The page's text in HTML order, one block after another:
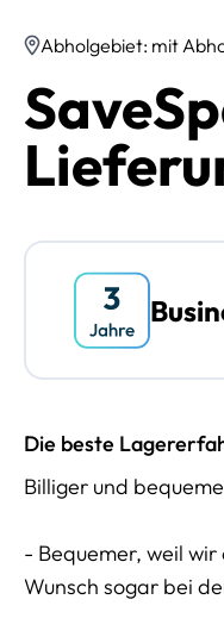
Abholgebiet: mit
Die beste
Billiger und
- Bequemer, weil
Wunsch sogar bei